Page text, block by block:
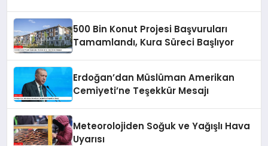
500 Bin Konut Projesi Başvuruları
Tamamlandı, Kura Süreci Başlıyor
Erdoğan’dan Müslüman Amerikan
Cemiyeti’ne Teşekkür Mesajı
Meteorolojiden Soğuk ve Yağışlı Hava
Uyarısı